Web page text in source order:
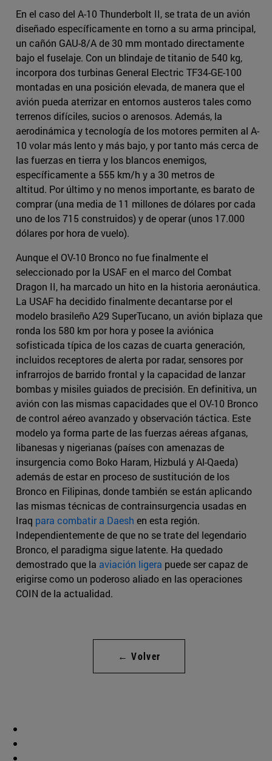
En el caso del A-10 Thunderbolt II, se trata de un avión
diseñado específicamente en torno a su arma principal,
un cañón GAU-8/A de 30 mm montado directamente
bajo el fuselaje. Con un blindaje de titanio de 540 kg,
incorpora dos turbinas General Electric TF34-GE-100
montadas en una posición elevada, de manera que el
avión pueda aterrizar en entornos austeros tales como
terrenos difíciles, sucios o arenosos. Además, la
aerodinámica y tecnología de los motores permiten al A-
10 volar más lento y más bajo, y por tanto más cerca de
las fuerzas en tierra y los blancos enemigos,
específicamente a 555 km/h y a 30 metros de
altitud. Por último y no menos importante, es barato de
comprar (una media de 11 millones de dólares por cada
uno de los 715 construidos) y de operar (unos 17.000
dólares por hora de vuelo).
Aunque el OV-10 Bronco no fue finalmente el
seleccionado por la USAF en el marco del Combat
Dragon II, ha marcado un hito en la historia aeronáutica.
La USAF ha decidido finalmente decantarse por el
modelo brasileño A29 SuperTucano, un avión biplaza que
ronda los 580 km por hora y posee la aviónica
sofisticada típica de los cazas de cuarta generación,
incluidos receptores de alerta por radar, sensores por
infrarrojos de barrido frontal y la capacidad de lanzar
bombas y misiles guiados de precisión. En definitiva, un
avión con las mismas capacidades que el OV-10 Bronco
de control aéreo avanzado y observación táctica. Este
modelo ya forma parte de las fuerzas aéreas afganas,
libanesas y nigerianas (países con amenazas de
insurgencia como Boko Haram, Hizbulá y Al-Qaeda)
además de estar en proceso de sustitución de los
Bronco en Filipinas, donde también se están aplicando
las mismas técnicas de contrainsurgencia usadas en
Iraq para combatir a Daesh en esta región.
Independientemente de que no se trate del legendario
Bronco, el paradigma sigue latente. Ha quedado
demostrado que la aviación ligera puede ser capaz de
erigirse como un poderoso aliado en las operaciones
COIN de la actualidad.
← Volver